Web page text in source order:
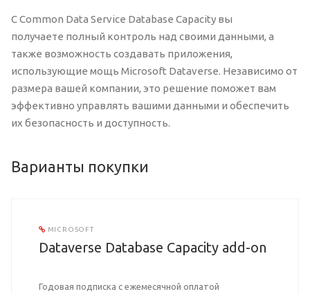
С Common Data Service Database Capacity вы
получаете полный контроль над своими данными, а
также возможность создавать приложения,
использующие мощь Microsoft Dataverse. Независимо от
размера вашей компании, это решение поможет вам
эффективно управлять вашими данными и обеспечить
их безопасность и доступность.
Варианты покупки
MICROSOFT
Dataverse Database Capacity add-on
Годовая подписка с ежемесячной оплатой